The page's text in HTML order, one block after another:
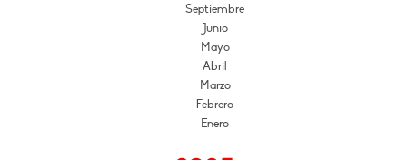
Septiembre
Junio
Mayo
Abril
Marzo
Febrero
Enero